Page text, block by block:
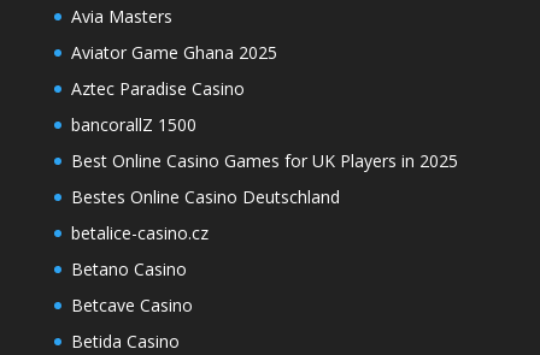
Avia Masters
Aviator Game Ghana 2025
Aztec Paradise Casino
bancorallZ 1500
Best Online Casino Games for UK Players in 2025
Bestes Online Casino Deutschland
betalice-casino.cz
Betano Casino
Betcave Casino
Betida Casino